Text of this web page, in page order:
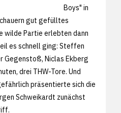
Boys" in
gut gefülltes
wilde Partie erlebten dann
es schnell ging: Steffen
Gegenstoß, Niclas Ekberg
drei THW-Tore. Und
präsentierte sich die
Schweikardt zunächst